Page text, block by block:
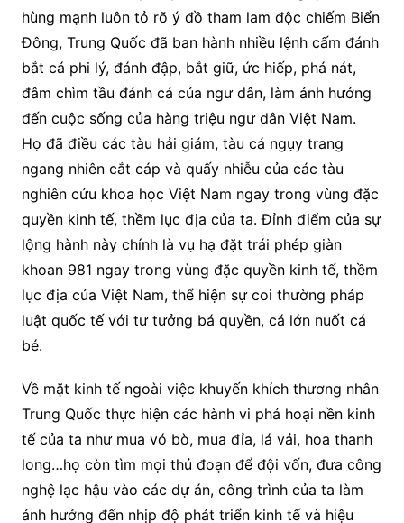
hùng mạnh luôn tỏ rõ ý đồ tham lam độc chiếm Biển
Đông, Trung Quốc đã ban hành nhiều lệnh cấm đánh
bắt cá phi lý, đánh đập, bắt giữ, ức hiếp, phá nát,
đâm chìm tầu đánh cá của ngư dân, làm ảnh hưởng
đến cuộc sống của hàng triệu ngư dân Việt Nam.
Họ đã điều các tàu hải giám, tàu cá ngụy trang
ngang nhiên cắt cáp và quấy nhiễu của các tàu
nghiên cứu khoa học Việt Nam ngay trong vùng đặc
quyền kinh tế, thềm lục địa của ta. Đỉnh điểm của sự
lộng hành này chính là vụ hạ đặt trái phép giàn
khoan 981 ngay trong vùng đặc quyền kinh tế, thềm
lục địa của Việt Nam, thể hiện sự coi thường pháp
luật quốc tế với tư tưởng bá quyền, cá lớn nuốt cá
bé.
Về mặt kinh tế ngoài việc khuyến khích thương nhân
Trung Quốc thực hiện các hành vi phá hoại nền kinh
tế của ta như mua vó bò, mua đỉa, lá vải, hoa thanh
long…họ còn tìm mọi thủ đoạn để đội vốn, đưa công
nghệ lạc hậu vào các dự án, công trình của ta làm
ảnh hưởng đến nhịp độ phát triển kinh tế và hiệu